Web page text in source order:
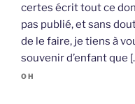
certes écrit tout ce
pas publié, et sans
de le faire, je tiens à
souvenir d’enfant que
OH